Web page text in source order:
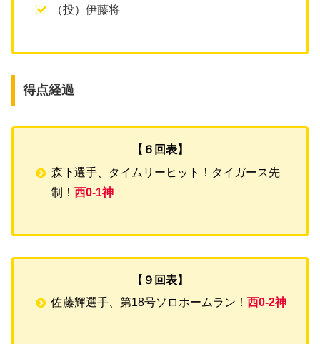
（投）伊藤将
得点経過
【６回表】
森下選手、タイムリーヒット！タイガース先
制！西0-1神
【９回表】
佐藤輝選手、第18号ソロホームラン！西0-2神